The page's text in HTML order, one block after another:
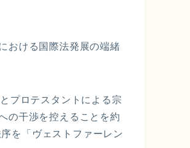
おける国際法発展の端緒
プロテスタントによる宗
の干渉を控えることを約
を「ヴェストファーレン